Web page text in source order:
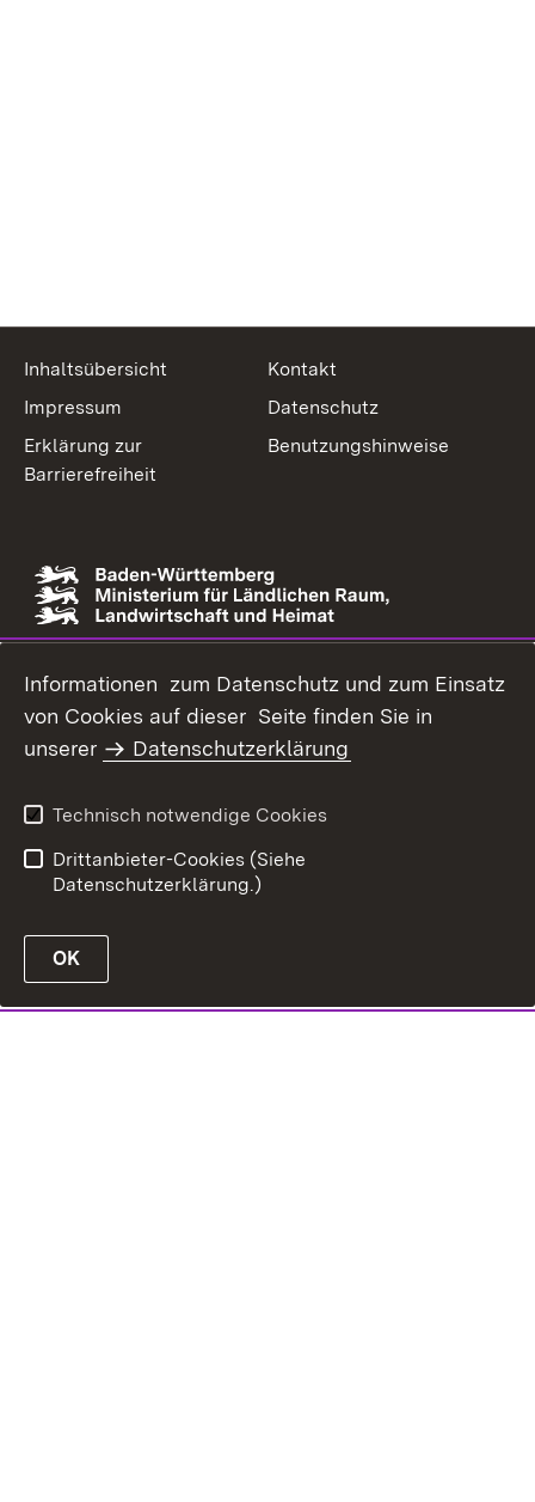
Inhaltsübersicht
Kontakt
Impressum
Datenschutz
Erklärung zur
Barrierefreiheit
Benutzungshinweise
Informationen zum Datenschutz und zum Einsatz
von Cookies auf dieser Seite finden Sie in
unserer
Datenschutzerklärung
Technisch notwendige Cookies
Drittanbieter-Cookies (Siehe
Datenschutzerklärung.)
OK